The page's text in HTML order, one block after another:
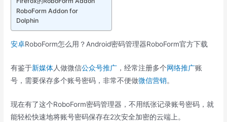
RoboForm Addon for
Dolphin
安卓RoboForm怎么用？Android密码管理器RoboForm官方下载
有鉴于新媒体人做微信公众号推广 ，经常注册多个网络推广账
号，需要保存多个账号密码，非常不便做微信营销。
现在有了这个RoboForm密码管理器，不用纸张记录账号密码，就
能轻松快速地将账号密码保存在2次安全加密的云端上。